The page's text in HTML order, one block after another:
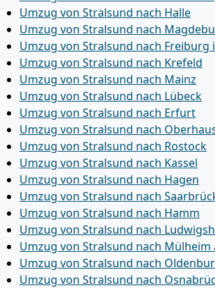
Umzug von Stralsund nach Halle
Umzug von Stralsund nach
Umzug von Stralsund nach Freiburg
Umzug von Stralsund nach Krefeld
Umzug von Stralsund nach Mainz
Umzug von Stralsund nach Lübeck
Umzug von Stralsund nach Erfurt
Umzug von Stralsund nach
Umzug von Stralsund nach Rostock
Umzug von Stralsund nach Kassel
Umzug von Stralsund nach Hagen
Umzug von Stralsund nach
Umzug von Stralsund nach Hamm
Umzug von Stralsund nach
Umzug von Stralsund nach Mülheim
Umzug von Stralsund nach
Umzug von Stralsund nach